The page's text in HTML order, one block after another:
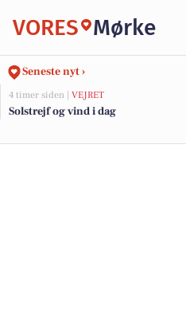
VORES Mørke
Seneste nyt ›
4 timer siden | VEJRET
Solstrejf og vind i dag